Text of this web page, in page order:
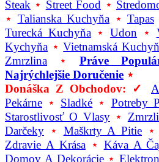
Steak ⋆ Street Food ⋆
⋆ Talianska Kuchyňa ⋆ Tapas
Turecká Kuchyňa⋆Udon ⋆
Kychyňa ⋆Vietnamská
Zmrzlina ⋆ Práve
Najrýchlejšie Doručenie ⋆
Donáška Z Obchodov: ✓
Pekárne ⋆ Sladké ⋆ Potreby
Starostlivosť O Vlasy⋆
Darčeky ⋆ Maškrty A Pitie ⋆
Zdravie A Krása⋆ Káva A
Domov A Dekorácie⋆